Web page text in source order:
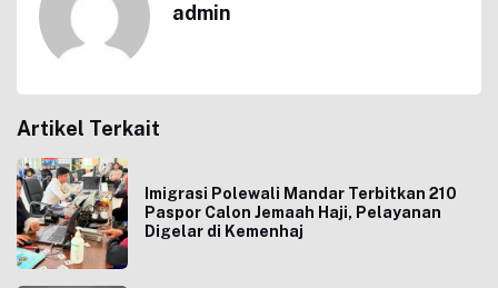
admin
Artikel Terkait
Imigrasi Polewali Mandar Terbitkan 210
Paspor Calon Jemaah Haji, Pelayanan
Digelar di Kemenhaj